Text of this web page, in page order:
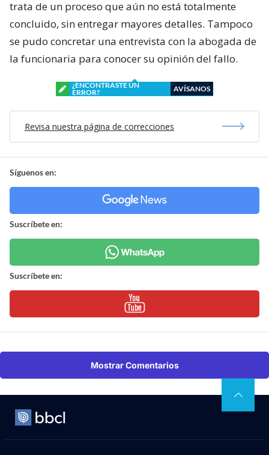
trata de un proceso que aún no está totalmente
concluido, sin entregar mayores detalles. Tampoco
se pudo concretar una entrevista con la abogada de
la funcionaria para conocer su opinión del fallo.
¿ENCONTRASTE UN
ERROR?
AVÍSANOS
Revisa nuestra página de correcciones
Síguenos en:
Suscríbete en:
Suscríbete en:
Mostrar Comentarios